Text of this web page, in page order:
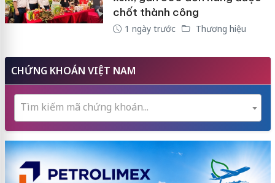
chốt thành công
1 ngày trước Thương hiệu
CHỨNG KHOÁN VIỆT NAM
Tìm kiếm mã chứng khoán...